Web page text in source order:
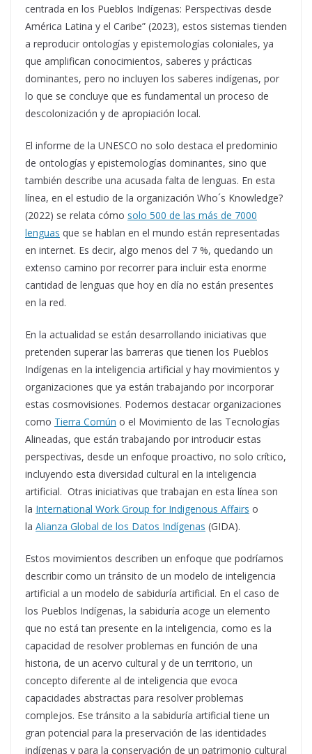
centrada en los Pueblos Indígenas: Perspectivas desde
América Latina y el Caribe” (2023), estos sistemas tienden
a reproducir onto­logías y epistemologías coloniales, ya
que amplifican conocimientos, saberes y prácticas
dominantes, pero no incluyen los saberes indígenas, por
lo que se concluye que es fundamental un proceso de
descolonización y de apropiación lo­cal.
El informe de la UNESCO no solo destaca el predominio
de ontologías y epistemologías dominantes, sino que
también describe una acusada falta de lenguas. En esta
línea, en el estudio de la organización Who´s Knowledge?
(2022) se relata cómo solo 500 de las más de 7000
lenguas que se hablan en el mundo están representadas
en internet. Es decir, algo menos del 7 %, quedando un
extenso camino por recorrer para incluir esta enorme
cantidad de lenguas que hoy en día no están presentes
en la red.
En la actualidad se están desarrollando iniciativas que
pretenden superar las barreras que tienen los Pueblos
Indígenas en la inteligencia artificial y hay movimientos y
organizaciones que ya están trabajando por incorporar
estas cosmovisiones. Podemos destacar organizaciones
como Tierra Común o el Movimiento de las Tecnolo­gías
Alineadas, que están traba­jando por introducir estas
perspectivas, desde un enfoque proactivo, no solo crítico,
incluyendo esta diversidad cultural en la inteligencia
artificial. Otras iniciativas que trabajan en esta lí­nea son
la International Work Group for Indigenous Affairs o
la Alianza Global de los Datos Indígenas (GIDA).
Estos movimientos describen un enfoque que podríamos
describir como un tránsito de un modelo de inteligencia
artificial a un mo­delo de sabiduría artificial. En el caso de
los Pueblos In­dígenas, la sabiduría acoge un elemento
que no está tan presente en la inteligencia, como es la
capacidad de resolver pro­blemas en función de una
historia, de un acervo cultural y de un territorio, un
concepto diferente al de inteligencia que evoca
capacidades abstractas para resolver problemas
complejos. Ese tránsito a la sabiduría artificial tiene un
gran potencial para la preservación de las identidades
indígenas y para la conser­vación de un patrimonio cultural